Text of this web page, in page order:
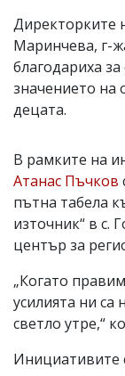
Директорките
Маринчева, г-
благодариха
значението на
децата.
В рамките на
Атанас Пъчков
пътна табела
източник“ в с.
център за
„Когато
усилията ни
светло утре,“
Инициативите